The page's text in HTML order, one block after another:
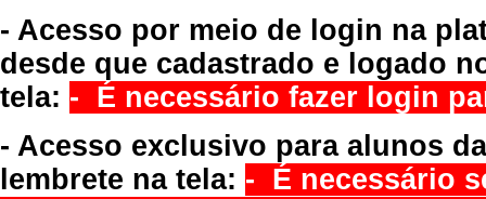
- Acesso por meio de login na
desde que cadastrado e logado
tela: - É necessário fazer login
- Acesso exclusivo para alunos
lembrete na tela: - É necessário